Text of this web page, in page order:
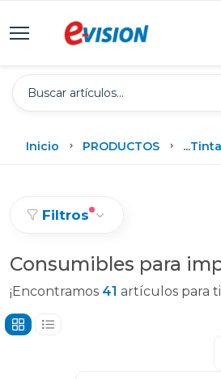
Inicio PRODUCTOS ...
Filtros
Consumibles para
¡Encontramos 41 artículos para